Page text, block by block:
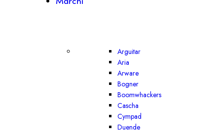
Arguitar
Aria
Arware
Bogner
Boomwhackers
Cascha
Cympad
Duende